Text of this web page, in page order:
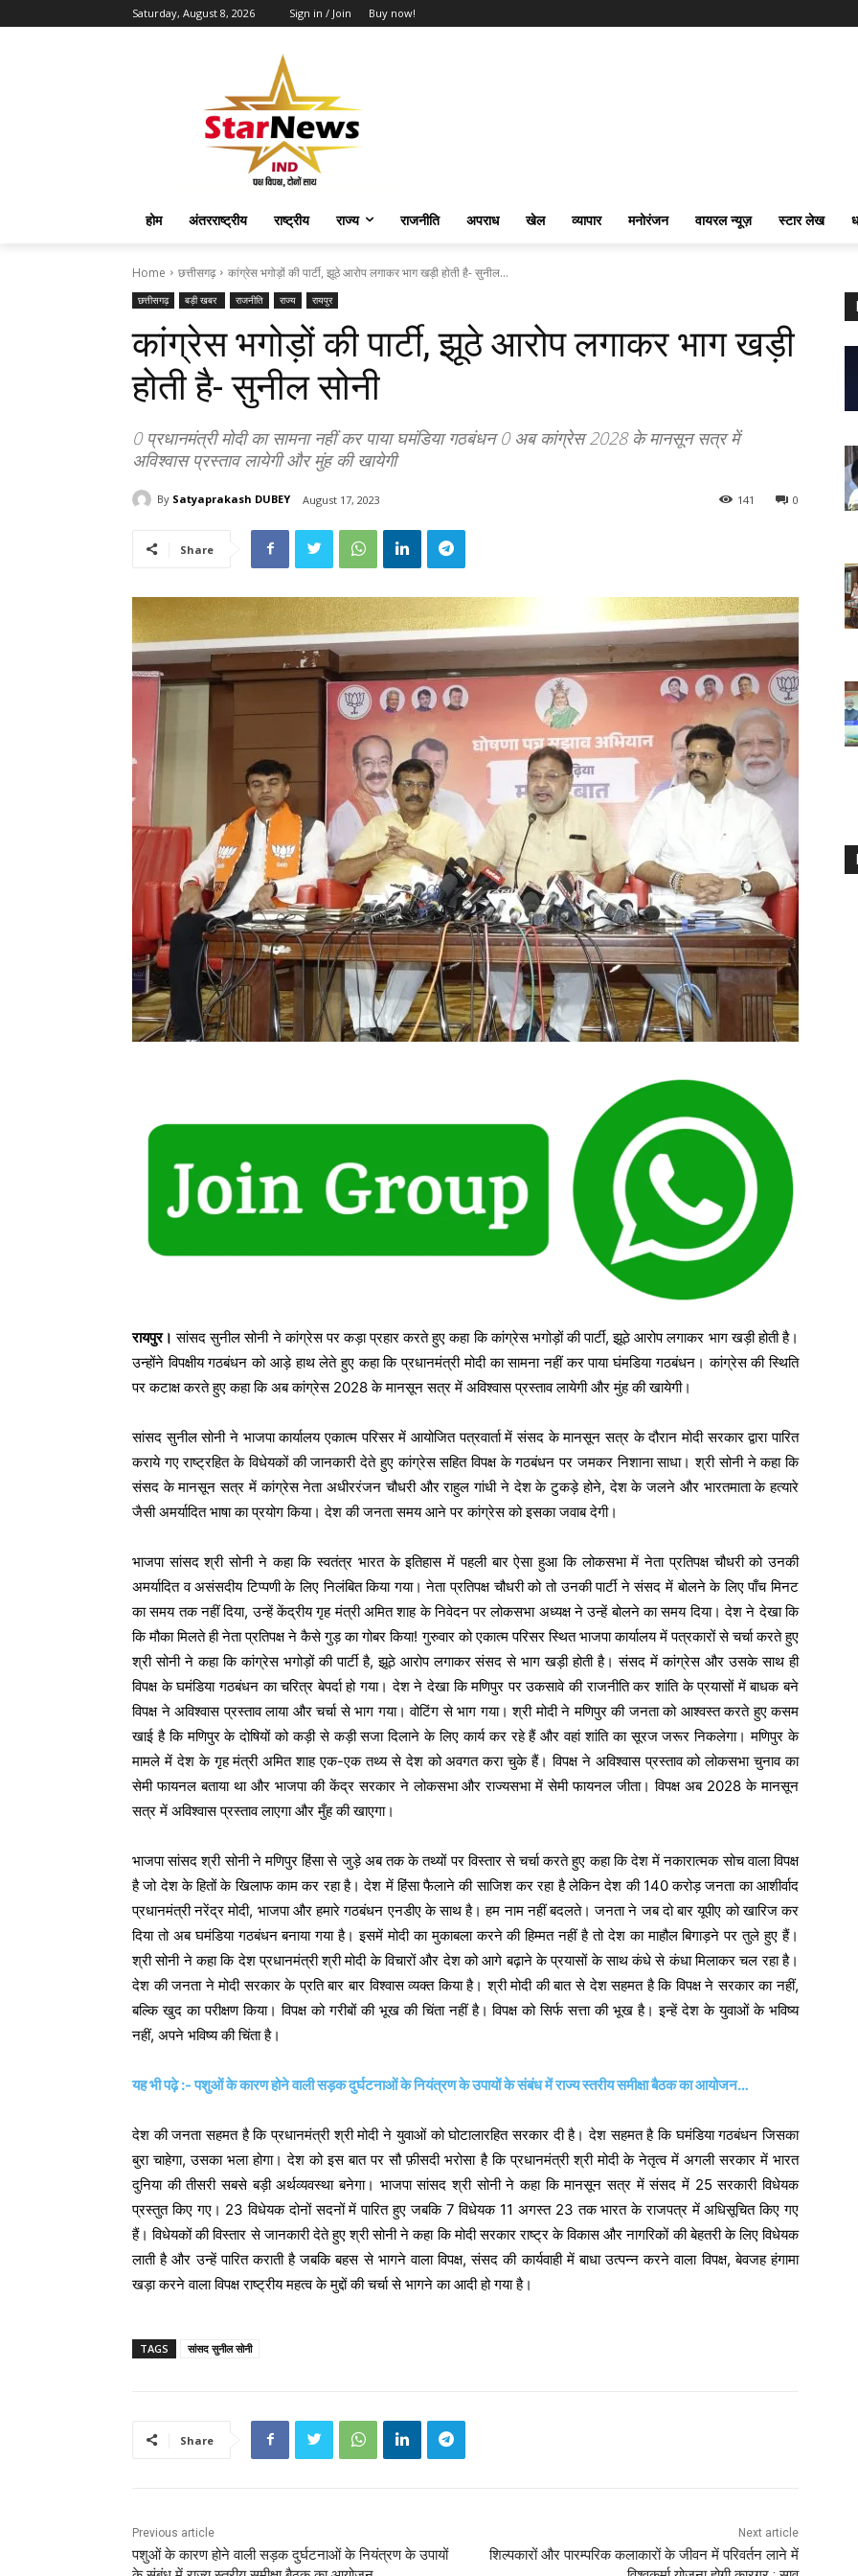
Saturday, August 8, 2026 Sign in / Join Buy now!
होम अंतरराष्ट्रीय राष्ट्रीय राज्य राजनीति अपराध खेल व्यापार मनोरंजन वायरल न्यूज़ स्टार लेख
Home छत्तीसगढ़ कांग्रेस भगोड़ों की पार्टी, झूठे आरोप लगाकर भाग खड़ी होती है- सुनील...
छत्तीसगढ़ बड़ी खबर राजनीति राज्य रायपुर
कांग्रेस भगोड़ों की पार्टी, झूठे आरोप लगाकर भाग खड़ी
होती है- सुनील सोनी
0 प्रधानमंत्री मोदी का सामना नहीं कर पाया घमंडिया गठबंधन 0 अब कांग्रेस 2028 के मानसून सत्र में
अविश्वास प्रस्ताव लायेगी और मुंह की खायेगी
By Satyaprakash DUBEY August 17, 2023 0
141
Share
रायपुर। सांसद सुनील सोनी ने कांग्रेस पर कड़ा प्रहार करते हुए कहा कि कांग्रेस भगोड़ों की पार्टी, झूठे आरोप लगाकर भाग खड़ी होती है।
उन्होंने विपक्षीय गठबंधन को आड़े हाथ लेते हुए कहा कि प्रधानमंत्री मोदी का सामना नहीं कर पाया घंमडिया गठबंधन। कांग्रेस की स्थिति
पर कटाक्ष करते हुए कहा कि अब कांग्रेस 2028 के मानसून सत्र में अविश्वास प्रस्ताव लायेगी और मुंह की खायेगी।
सांसद सुनील सोनी ने भाजपा कार्यालय एकात्म परिसर में आयोजित पत्रवार्ता में संसद के मानसून सत्र के दौरान मोदी सरकार द्वारा पारित
कराये गए राष्ट्रहित के विधेयकों की जानकारी देते हुए कांग्रेस सहित विपक्ष के गठबंधन पर जमकर निशाना साधा। श्री सोनी ने कहा कि
संसद के मानसून सत्र में कांग्रेस नेता अधीररंजन चौधरी और राहुल गांधी ने देश के टुकड़े होने, देश के जलने और भारतमाता के हत्यारे
जैसी अमर्यादित भाषा का प्रयोग किया। देश की जनता समय आने पर कांग्रेस को इसका जवाब देगी।
भाजपा सांसद श्री सोनी ने कहा कि स्वतंत्र भारत के इतिहास में पहली बार ऐसा हुआ कि लोकसभा में नेता प्रतिपक्ष चौधरी को उनकी
अमर्यादित व असंसदीय टिप्पणी के लिए निलंबित किया गया। नेता प्रतिपक्ष चौधरी को तो उनकी पार्टी ने संसद में बोलने के लिए पाँच मिनट
का समय तक नहीं दिया, उन्हें केंद्रीय गृह मंत्री अमित शाह के निवेदन पर लोकसभा अध्यक्ष ने उन्हें बोलने का समय दिया। देश ने देखा कि
कि मौका मिलते ही नेता प्रतिपक्ष ने कैसे गुड़ का गोबर किया! गुरुवार को एकात्म परिसर स्थित भाजपा कार्यालय में पत्रकारों से चर्चा करते हुए
श्री सोनी ने कहा कि कांग्रेस भगोड़ों की पार्टी है, झूठे आरोप लगाकर संसद से भाग खड़ी होती है। संसद में कांग्रेस और उसके साथ ही
विपक्ष के घमंडिया गठबंधन का चरित्र बेपर्दा हो गया। देश ने देखा कि मणिपुर पर उकसावे की राजनीति कर शांति के प्रयासों में बाधक बने
विपक्ष ने अविश्वास प्रस्ताव लाया और चर्चा से भाग गया। वोटिंग से भाग गया। श्री मोदी ने मणिपुर की जनता को आश्वस्त करते हुए कसम
खाई है कि मणिपुर के दोषियों को कड़ी से कड़ी सजा दिलाने के लिए कार्य कर रहे हैं और वहां शांति का सूरज जरूर निकलेगा। मणिपुर के
मामले में देश के गृह मंत्री अमित शाह एक-एक तथ्य से देश को अवगत करा चुके हैं। विपक्ष ने अविश्वास प्रस्ताव को लोकसभा चुनाव का
सेमी फायनल बताया था और भाजपा की केंद्र सरकार ने लोकसभा और राज्यसभा में सेमी फायनल जीता। विपक्ष अब 2028 के मानसून
सत्र में अविश्वास प्रस्ताव लाएगा और मुँह की खाएगा।
भाजपा सांसद श्री सोनी ने मणिपुर हिंसा से जुड़े अब तक के तथ्यों पर विस्तार से चर्चा करते हुए कहा कि देश में नकारात्मक सोच वाला विपक्ष
है जो देश के हितों के खिलाफ काम कर रहा है। देश में हिंसा फैलाने की साजिश कर रहा है लेकिन देश की 140 करोड़ जनता का आशीर्वाद
प्रधानमंत्री नरेंद्र मोदी, भाजपा और हमारे गठबंधन एनडीए के साथ है। हम नाम नहीं बदलते। जनता ने जब दो बार यूपीए को खारिज कर
दिया तो अब घमंडिया गठबंधन बनाया गया है। इसमें मोदी का मुकाबला करने की हिम्मत नहीं है तो देश का माहौल बिगाड़ने पर तुले हुए हैं।
श्री सोनी ने कहा कि देश प्रधानमंत्री श्री मोदी के विचारों और देश को आगे बढ़ाने के प्रयासों के साथ कंधे से कंधा मिलाकर चल रहा है।
देश की जनता ने मोदी सरकार के प्रति बार बार विश्वास व्यक्त किया है। श्री मोदी की बात से देश सहमत है कि विपक्ष ने सरकार का नहीं,
बल्कि खुद का परीक्षण किया। विपक्ष को गरीबों की भूख की चिंता नहीं है। विपक्ष को सिर्फ सत्ता की भूख है। इन्हें देश के युवाओं के भविष्य
नहीं, अपने भविष्य की चिंता है।
यह भी पढ़े :- पशुओं के कारण होने वाली सड़क दुर्घटनाओं के नियंत्रण के उपायों के संबंध में राज्य स्तरीय समीक्षा बैठक का आयोजन…
देश की जनता सहमत है कि प्रधानमंत्री श्री मोदी ने युवाओं को घोटालारहित सरकार दी है। देश सहमत है कि घमंडिया गठबंधन जिसका
बुरा चाहेगा, उसका भला होगा। देश को इस बात पर सौ फ़ीसदी भरोसा है कि प्रधानमंत्री श्री मोदी के नेतृत्व में अगली सरकार में भारत
दुनिया की तीसरी सबसे बड़ी अर्थव्यवस्था बनेगा। भाजपा सांसद श्री सोनी ने कहा कि मानसून सत्र में संसद में 25 सरकारी विधेयक
प्रस्तुत किए गए। 23 विधेयक दोनों सदनों में पारित हुए जबकि 7 विधेयक 11 अगस्त 23 तक भारत के राजपत्र में अधिसूचित किए गए
हैं। विधेयकों की विस्तार से जानकारी देते हुए श्री सोनी ने कहा कि मोदी सरकार राष्ट्र के विकास और नागरिकों की बेहतरी के लिए विधेयक
लाती है और उन्हें पारित कराती है जबकि बहस से भागने वाला विपक्ष, संसद की कार्यवाही में बाधा उत्पन्न करने वाला विपक्ष, बेवजह हंगामा
खड़ा करने वाला विपक्ष राष्ट्रीय महत्व के मुद्दों की चर्चा से भागने का आदी हो गया है।
TAGS सांसद सुनील सोनी
Share
Previous article
पशुओं के कारण होने वाली सड़क दुर्घटनाओं के नियंत्रण के उपायों
Next article
शिल्पकारों और पारम्परिक कलाकारों के जीवन में परिवर्तन लाने में